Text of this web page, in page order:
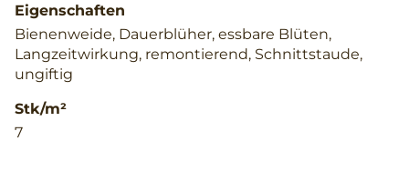
Eigenschaften
Bienenweide, Dauerblüher, essbare Blüten,
Langzeitwirkung, remontierend, Schnittstaude,
ungiftig
Stk/m²
7